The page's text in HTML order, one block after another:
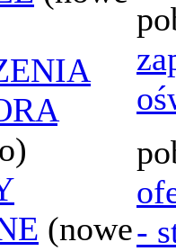
(nowe-